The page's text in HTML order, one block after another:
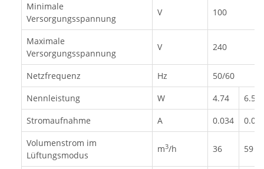
Minimale
Versorgungsspannung
V 100
Maximale
Versorgungsspannung
V 240
Netzfrequenz Hz
50/60
Nennleistung
W 4.74
6.56
Stromaufnahme
A 0.034
Volumenstrom im
Lüftungsmodus
m3/h 36 59